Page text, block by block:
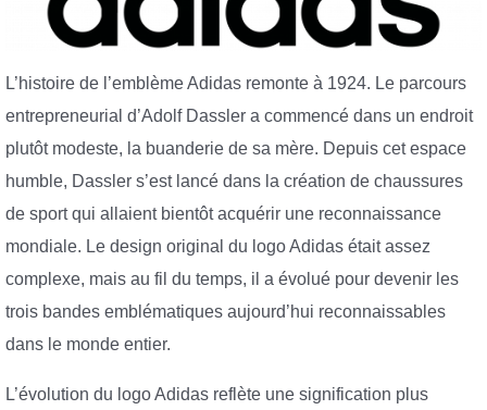
L’histoire de l’emblème Adidas remonte à 1924. Le parcours
entrepreneurial d’Adolf Dassler a commencé dans un endroit
plutôt modeste, la buanderie de sa mère. Depuis cet espace
humble, Dassler s’est lancé dans la création de chaussures
de sport qui allaient bientôt acquérir une reconnaissance
mondiale. Le design original du logo Adidas était assez
complexe, mais au fil du temps, il a évolué pour devenir les
trois bandes emblématiques aujourd’hui reconnaissables
dans le monde entier.
L’évolution du logo Adidas reflète une signification plus